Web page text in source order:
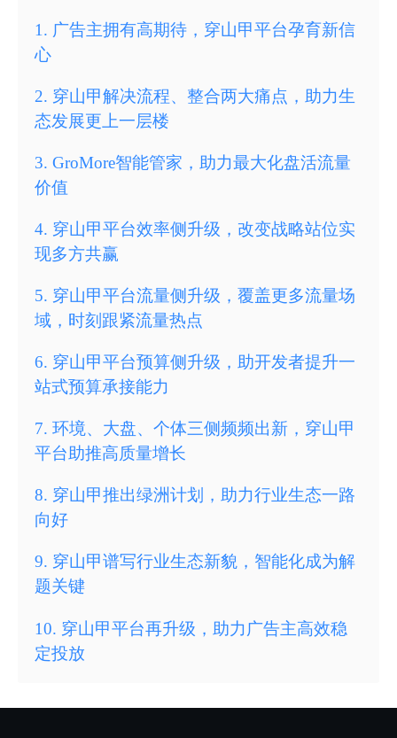
1 . 广告主拥有高期待，穿山甲平台孕育新信
心
2. 穿山甲解决流程、整合两大痛点，助力生
态发展更上一层楼
3.GroMore智能管家，助力最大化盘活流量
价值
4. 穿山甲平台效率侧升级，改变战略站位实
现多方共赢
5. 穿山甲平台流量侧升级，覆盖更多流量场
域，时刻跟紧流量热点
6. 穿山甲平台预算侧升级，助开发者提升一
站式预算承接能力
7.环境、大盘、个体三侧频频出新，穿山甲
平台助推高质量增长
8. 穿山甲推出绿洲计划，助力行业生态一路
向好
9. 穿山甲谱写行业生态新貌，智能化成为解
题关键
10. 穿山甲平台再升级，助力广告主高效稳
定投放